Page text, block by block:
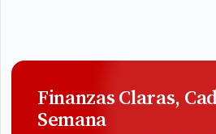
Finanzas Claras,
Semana